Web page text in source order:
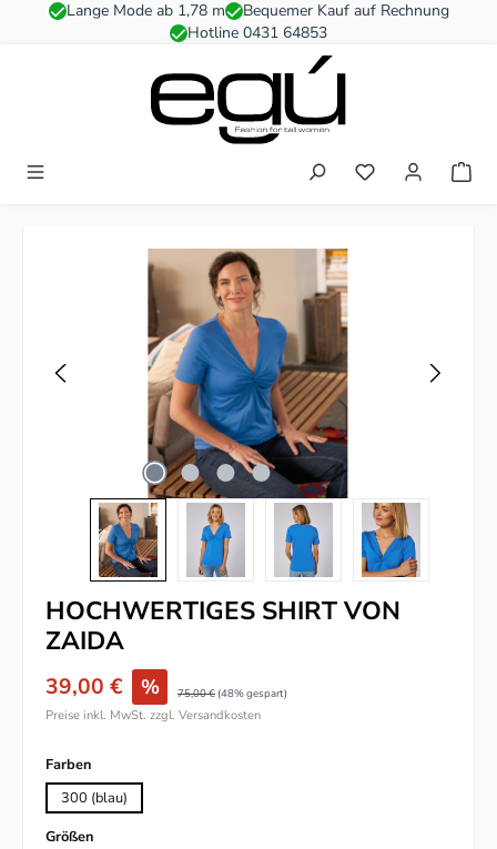
Zum Hauptinhalt springen
Lange Mode ab 1,78 m
Bequemer Kauf auf Rechnung
Hotline 0431 64853
Du hast 0
Bildergalerie überspringen
HOCHWERTIGES SHIRT VON
ZAIDA
39,00 € % 75,00 € (48% gespart)
Preise inkl. MwSt. zzgl. Versandkosten
Farbenauswählen
300 (blau)
Größenauswählen